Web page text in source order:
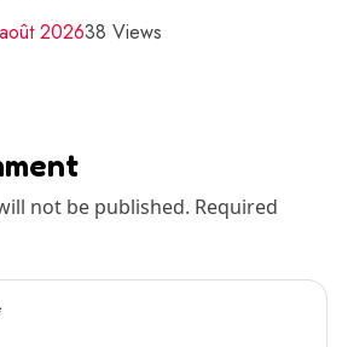
202638 Views
not be published. Required